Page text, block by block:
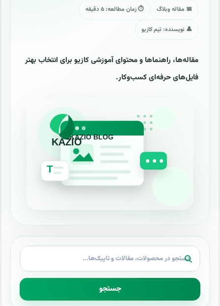
📅 مقاله وبلاگ ⏱ زمان مطالعه: ۵ دقیقه
👤 نویسنده: تیم کازیو
مقاله‌ها، راهنماها و محتوای آموزشی کازیو برای انتخاب بهتر
فایل‌های حرفه‌ای کسب‌وکار.
جستجو